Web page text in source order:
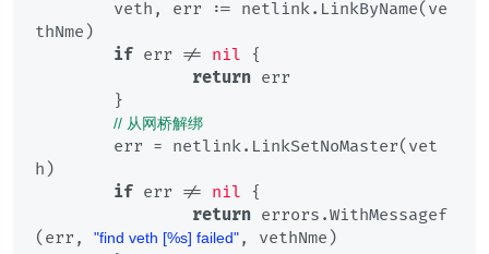
thNme)
if err != nil {
return err
// 从网桥解绑
h)
if err != nil {
return errors.WithMessagef
(err, "find veth [%s] failed", vethNme)